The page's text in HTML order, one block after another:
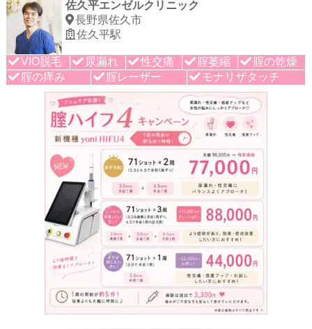
佐久平エンゼルクリニック
長野県佐久市
佐久平駅
VIO脱毛 尿漏れ 性交痛 腟萎縮
腟の乾燥
腟の痒み
腟レーザー モナリザタッチ